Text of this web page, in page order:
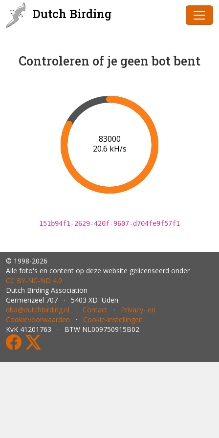
Dutch Birding
Controleren of je geen bot bent
84000
20.6 kH/s
151b94f1-2629-420f-9607-d704fe9f57f1
© 1998-2026
Alle foto's en content op deze website gelicenseerd onder
CC BY‑NC‑ND 4.0
Dutch Birding Association
Germenzeel 707 · 5403 XD Uden
dba@dutchbirding.nl · Contact · Privacy- en
Cookievoorwaarden · Cookie-instellingen
KvK 41201763 · BTW NL009750915B02